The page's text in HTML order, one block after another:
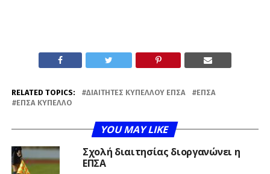
RELATED TOPICS: ΔΙΑΙΤΗΤΈΣ ΚΥΠΈΛΛΟΥ ΕΠΣΑ
ΕΠΣΑ
ΕΠΣΑ ΚΎΠΕΛΛΟ
YOU MAY LIKE
Σχολή διαιτησίας διοργανώνει η
ΕΠΣΑ